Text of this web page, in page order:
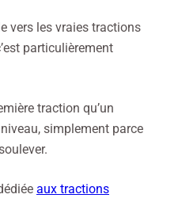
vers les vraies tractions
particulièrement
traction qu’un
simplement parce
aux tractions